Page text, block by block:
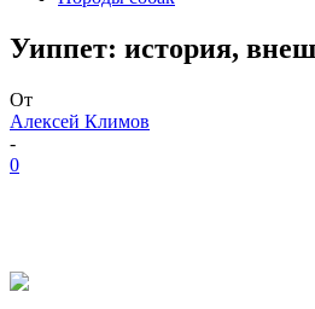
Уиппет: история,
От
Алексей Климов
-
0